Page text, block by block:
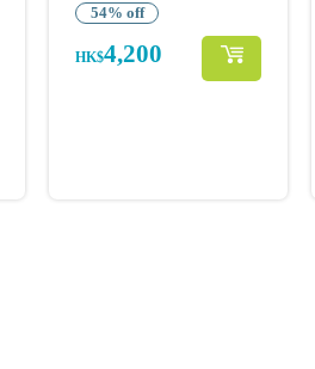
54% off
HK$4,200